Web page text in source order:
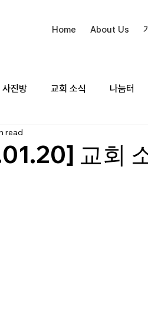
Home About Us
사진방 교회 소식 나눔터
교회
read